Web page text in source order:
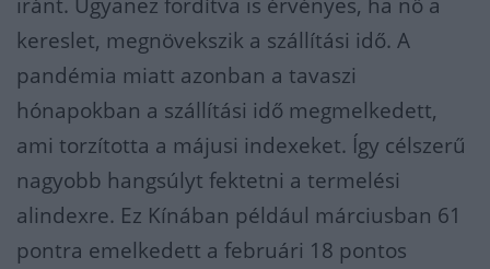
kereslet, megnövekszik a szállítási idő. A
pandémia miatt azonban a tavaszi
hónapokban a szállítási idő megmelkedett,
ami torzította a májusi indexeket. Így célszerű
nagyobb hangsúlyt fektetni a termelési
alindexre. Ez Kínában például márciusban 61
pontra emelkedett a februári 18 pontos